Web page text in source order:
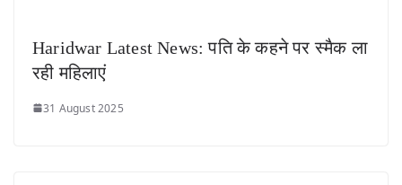
Haridwar Latest News: पति के कहने पर स्मैक ला
रही महिलाएं
31 August 2025